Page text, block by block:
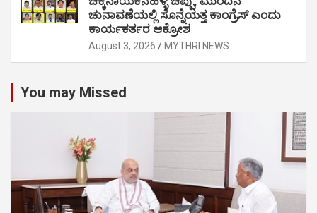
ಚುನಾವಣೆಯಲ್ಲಿ ಸೊನ್ನೆಯತ್ತ ಕಾಂಗ್ರೆಸ್ ಎಂದು
ಕಾರ್ಯಕರ್ತರ ಆಕ್ರೋಶ
August 3, 2026 MYTHRI NEWS
You may Missed